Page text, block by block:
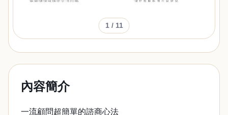
1/ 11
內容簡介
一流顧問超簡單的諮商心法